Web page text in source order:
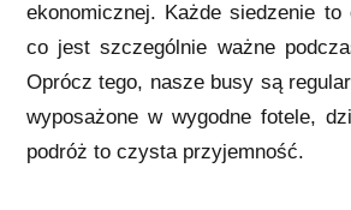
ekonomicznej. Każde siedzenie to
co jest szczególnie ważne
Oprócz tego, nasze busy są
wyposażone w wygodne fotele,
podróż to czysta przyjemność.